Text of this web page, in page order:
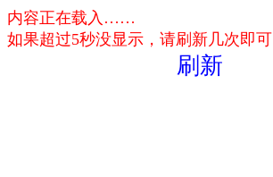
内容正在载入……
如果超过5秒没显示，请刷新几次即可
刷新